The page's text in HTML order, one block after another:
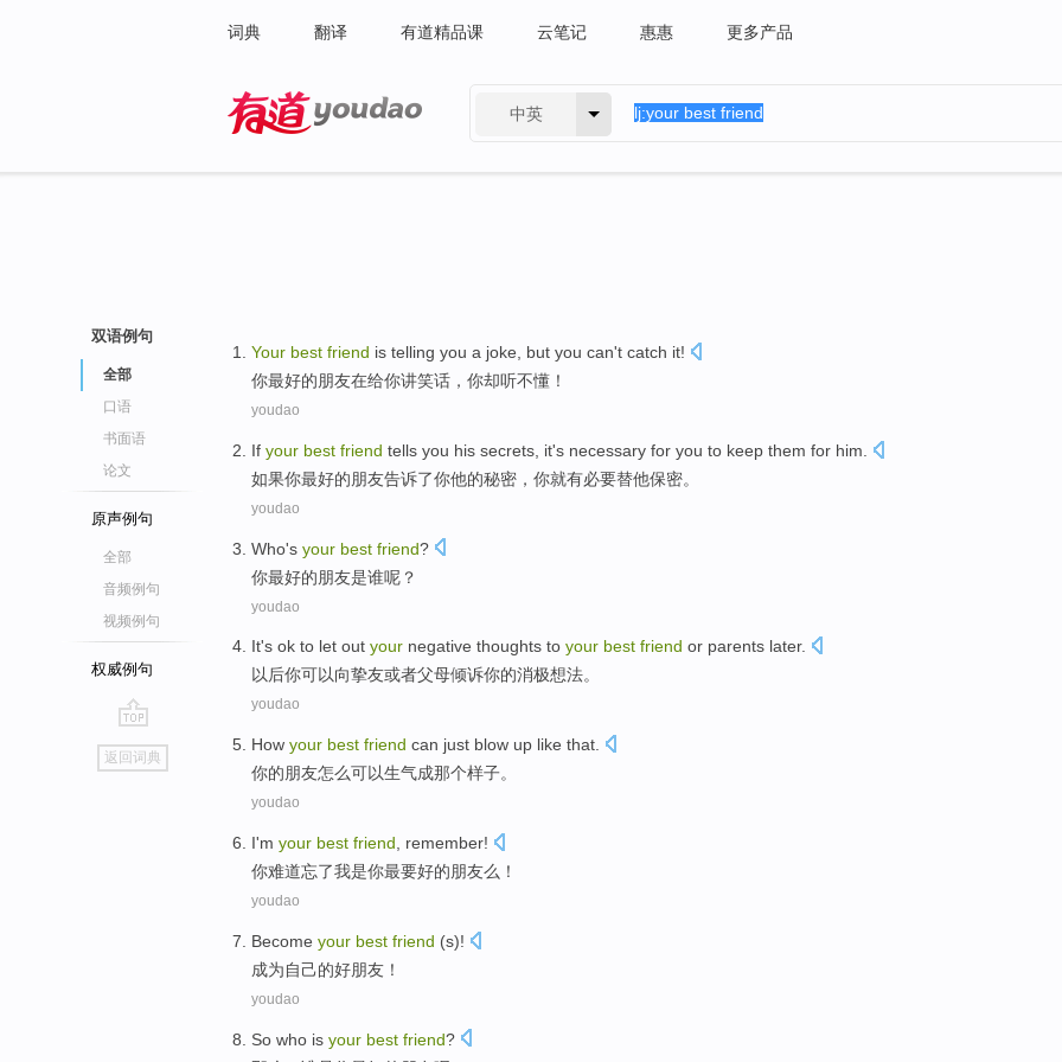
词典 翻译 有道精品课 云笔记 惠惠 更多产品
中英
双语例句
全部
口语
书面语
论文
原声例句
全部
音频例句
视频例句
权威例句
go
top
返回词典
Your best friend is telling you a joke, but you can't catch it!
你最好的朋友在给你讲笑话，你却听不懂！
youdao
If your best friend tells you his secrets, it's necessary for you to keep them for him.
如果你最好的朋友告诉了你他的秘密，你就有必要替他保密。
youdao
Who's your best friend?
你最好的朋友是谁呢？
youdao
It's ok to let out your negative thoughts to your best friend or parents later.
以后你可以向挚友或者父母倾诉你的消极想法。
youdao
How your best friend can just blow up like that
你的朋友怎么可以生气成那个样子。
youdao
I'm your best friend remember!
你难道忘了我是你最要好的朋友么！
youdao
Become your best friend (s)!
成为自己的好朋友 ！
youdao
So who is your best friend?